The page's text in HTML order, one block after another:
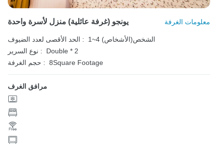
يونجو (غرفة عائلية) منزل لأسرة واحدة معلومات الغرفة
الحد الأقصى لعدد الضيوف :
1~4 الشخص(الأشخاص)
نوع السرير :
Double * 2
حجم الغرفة : 8Square Footage
مرافق الغرف